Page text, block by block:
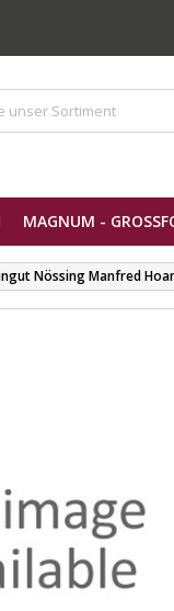
MAGNUM -
Nössing Manfred